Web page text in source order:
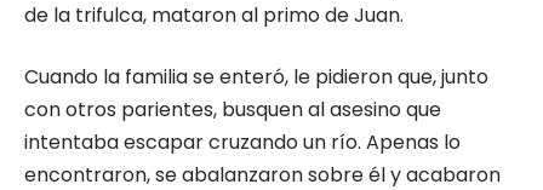
de la trifulca, mataron al primo de Juan.
Cuando la familia se enteró, le pidieron que, junto
con otros parientes, busquen al asesino que
intentaba escapar cruzando un río. Apenas lo
encontraron, se abalanzaron sobre él y acabaron